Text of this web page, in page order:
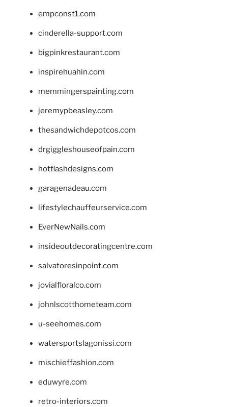
empconst1.com
cinderella-support.com
bigpinkrestaurant.com
inspirehuahin.com
memmingerspainting.com
jeremypbeasley.com
thesandwichdepotcos.com
drgiggleshouseofpain.com
hotflashdesigns.com
garagenadeau.com
lifestylechauffeurservice.com
EverNewNails.com
insideoutdecoratingcentre.com
salvatoresinpoint.com
jovialfloralco.com
johnlscotthometeam.com
u-seehomes.com
watersportslagonissi.com
mischieffashion.com
eduwyre.com
retro-interiors.com